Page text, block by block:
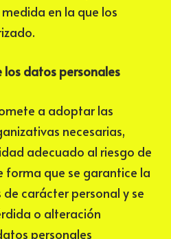
en la que los
datos personales
a adoptar las
necesarias,
adecuado al riesgo de
forma que se garantice la
carácter personal y se
o alteración
personales